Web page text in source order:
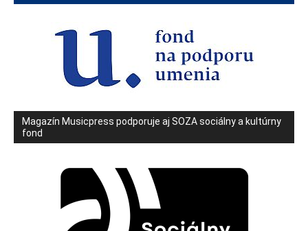
Magazín Musicpress podporuje aj SOZA sociálny a kultúrny
fond